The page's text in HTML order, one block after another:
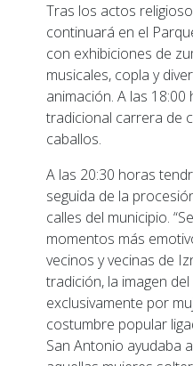
Tras los actos
continuará en el
con exhibiciones de
musicales, copla y
animación. A las
tradicional carrera de
caballos.
A las 20:30 horas
seguida de la
calles del municipio.
momentos más
vecinos y vecinas de
tradición, la imagen
exclusivamente por
costumbre popular
San Antonio ayudaba